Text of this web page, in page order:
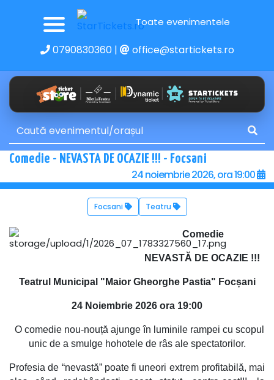
Toate evenimentele
0790830360| office@startickets.ro
Comedie - NEVASTA DE OCAZIE !!! - Focsani
24 noiembrie 2026, ora 19:00
Focsani Teatru
Comedie
NEVASTĂ DE OCAZIE !!!
Teatrul Municipal "Maior Gheorghe Pastia" Focșani
24 Noiembrie 2026 ora 19:00
O comedie nou-nouță ajunge în luminile rampei cu scopul
unic de a smulge hohotele de râs ale spectatorilor.
Profesia de “nevastă” poate fi uneori extrem profitabilă, mai